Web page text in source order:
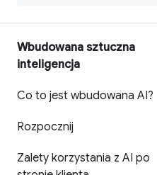
Wbudowana sztuczna
inteligencja
Co to jest wbudowana AI?
Rozpocznij
Zalety korzystania z AI po